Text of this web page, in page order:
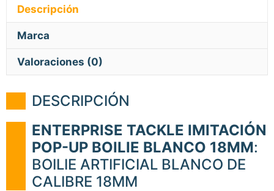
Descripción
Marca
Valoraciones (0)
DESCRIPCIÓN
ENTERPRISE TACKLE IMITACIÓN
POP-UP BOILIE BLANCO 18MM:
BOILIE ARTIFICIAL BLANCO DE
CALIBRE 18MM